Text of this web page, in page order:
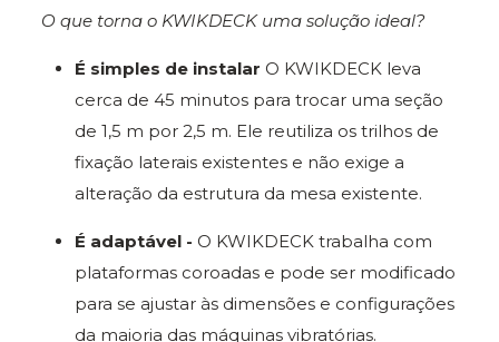
O que torna o KWIKDECK uma solução ideal?
É simples de instalar O KWIKDECK leva
cerca de 45 minutos para trocar uma seção
de 1,5 m por 2,5 m. Ele reutiliza os trilhos de
fixação laterais existentes e não exige a
alteração da estrutura da mesa existente.
É adaptável - O KWIKDECK trabalha com
plataformas coroadas e pode ser modificado
para se ajustar às dimensões e configurações
da maioria das máquinas vibratórias.